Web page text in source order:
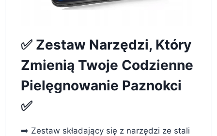
✅ Zestaw Narzędzi, Który
Zmienią Twoje Codzienne
Pielęgnowanie Paznokci
✅
➡️ Zestaw składający się z narzędzi ze stali